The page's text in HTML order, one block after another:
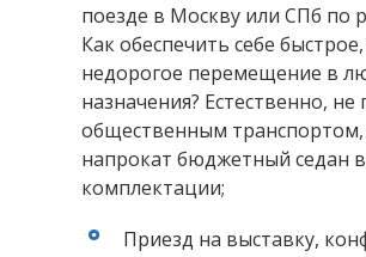
поезде в Москву или СПб по
Как обеспечить себе
недорогое перемещение в
назначения? Естественно, не
общественным транспортом,
напрокат бюджетный седан
комплектации;
Приезд на выставку,